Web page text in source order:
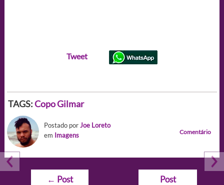
Tweet
TAGS:Copo Gilmar
Postado porJoe Loreto
em Imagens Comentário
Navegação
← Post
Post